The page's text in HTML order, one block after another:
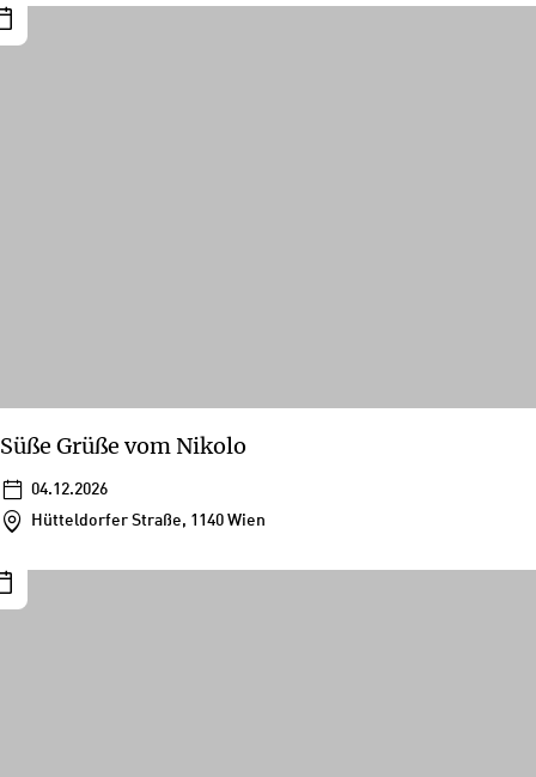
Süße Grüße vom Nikolo
04.12.2026
Hütteldorfer Straße, 1140 Wien